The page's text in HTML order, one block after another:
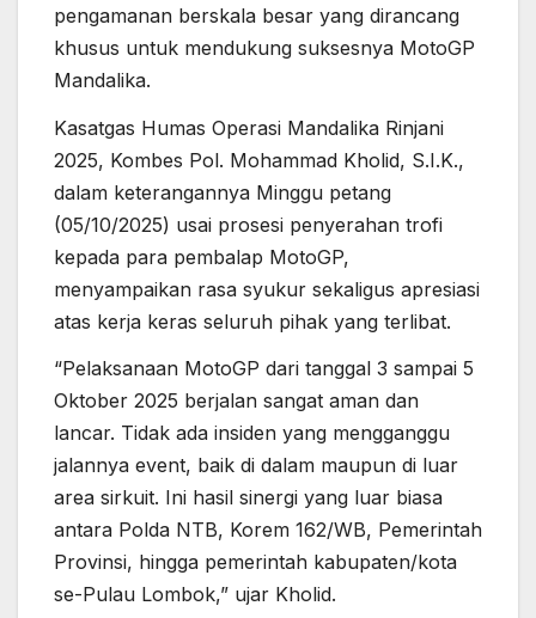
pengamanan berskala besar yang dirancang
khusus untuk mendukung suksesnya MotoGP
Mandalika.
Kasatgas Humas Operasi Mandalika Rinjani
2025, Kombes Pol. Mohammad Kholid, S.I.K.,
dalam keterangannya Minggu petang
(05/10/2025) usai prosesi penyerahan trofi
kepada para pembalap MotoGP,
menyampaikan rasa syukur sekaligus apresiasi
atas kerja keras seluruh pihak yang terlibat.
“Pelaksanaan MotoGP dari tanggal 3 sampai 5
Oktober 2025 berjalan sangat aman dan
lancar. Tidak ada insiden yang mengganggu
jalannya event, baik di dalam maupun di luar
area sirkuit. Ini hasil sinergi yang luar biasa
antara Polda NTB, Korem 162/WB, Pemerintah
Provinsi, hingga pemerintah kabupaten/kota
se-Pulau Lombok,” ujar Kholid.